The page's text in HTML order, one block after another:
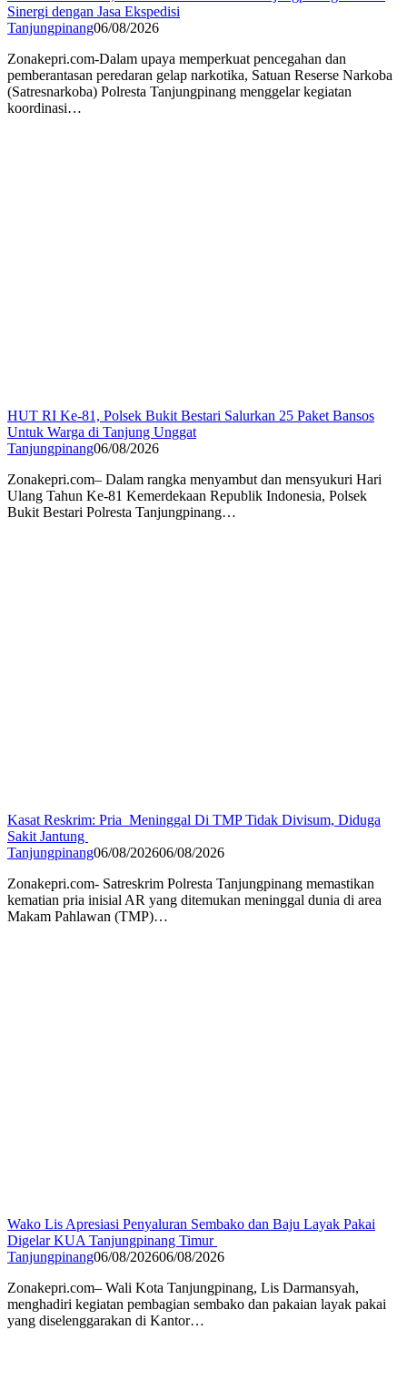
Sinergi dengan Jasa Ekspedisi
Tanjungpinang06/08/2026
Zonakepri.com-Dalam upaya memperkuat pencegahan dan
pemberantasan peredaran gelap narkotika, Satuan Reserse Narkoba
(Satresnarkoba) Polresta Tanjungpinang menggelar kegiatan
koordinasi…
HUT RI Ke-81, Polsek Bukit Bestari Salurkan 25 Paket Bansos
Untuk Warga di Tanjung Unggat
Tanjungpinang06/08/2026
Zonakepri.com– Dalam rangka menyambut dan mensyukuri Hari
Ulang Tahun Ke-81 Kemerdekaan Republik Indonesia, Polsek
Bukit Bestari Polresta Tanjungpinang…
Kasat Reskrim: Pria Meninggal Di TMP Tidak Divisum, Diduga
Sakit Jantung
Tanjungpinang06/08/202606/08/2026
Zonakepri.com- Satreskrim Polresta Tanjungpinang memastikan
kematian pria inisial AR yang ditemukan meninggal dunia di area
Makam Pahlawan (TMP)…
Wako Lis Apresiasi Penyaluran Sembako dan Baju Layak Pakai
Digelar KUA Tanjungpinang Timur
Tanjungpinang06/08/202606/08/2026
Zonakepri.com– Wali Kota Tanjungpinang, Lis Darmansyah,
menghadiri kegiatan pembagian sembako dan pakaian layak pakai
yang diselenggarakan di Kantor…